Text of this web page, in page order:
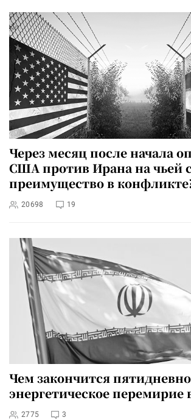
Через месяц после начала
США против Ирана на чьей
преимущество в
20698 19
Чем закончится
энергетическое перемирие
2775 3